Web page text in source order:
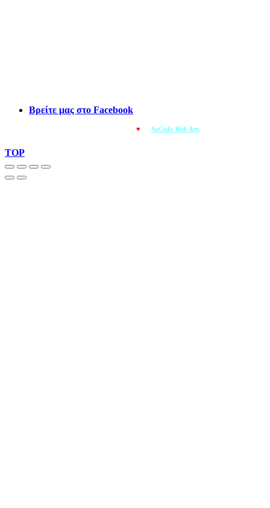
Βρείτε μας στο Facebook
♥ SoCode Web Arts
TOP